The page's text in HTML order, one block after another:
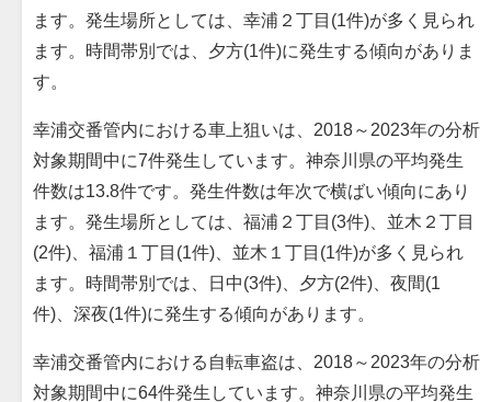
ます。発生場所としては、幸浦２丁目(1件)が多く見られ
ます。時間帯別では、夕方(1件)に発生する傾向がありま
す。
幸浦交番管内における車上狙いは、2018～2023年の分析
対象期間中に7件発生しています。神奈川県の平均発生
件数は13.8件です。発生件数は年次で横ばい傾向にあり
ます。発生場所としては、福浦２丁目(3件)、並木２丁目
(2件)、福浦１丁目(1件)、並木１丁目(1件)が多く見られ
ます。時間帯別では、日中(3件)、夕方(2件)、夜間(1
件)、深夜(1件)に発生する傾向があります。
幸浦交番管内における自転車盗は、2018～2023年の分析
対象期間中に64件発生しています。神奈川県の平均発生